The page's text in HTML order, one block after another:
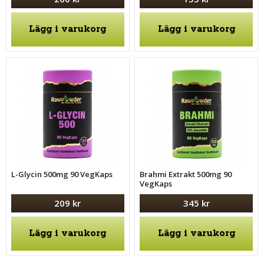
Lägg i varukorg Lägg i varukorg
L-Glycin 500mg 90 VegKaps
209 kr
Lägg i varukorg
Brahmi Extrakt 500mg 90
VegKaps
345 kr
Lägg i varukorg